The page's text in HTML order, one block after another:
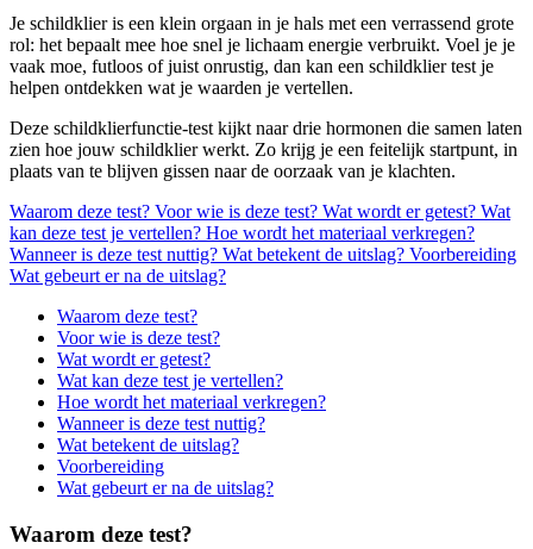
Je schildklier is een klein orgaan in je hals met een verrassend grote
rol: het bepaalt mee hoe snel je lichaam energie verbruikt. Voel je je
vaak moe, futloos of juist onrustig, dan kan een schildklier test je
helpen ontdekken wat je waarden je vertellen.
Deze schildklierfunctie-test kijkt naar drie hormonen die samen laten
zien hoe jouw schildklier werkt. Zo krijg je een feitelijk startpunt, in
plaats van te blijven gissen naar de oorzaak van je klachten.
Waarom deze test? Voor wie is deze test? Wat wordt er getest? Wat
kan deze test je vertellen? Hoe wordt het materiaal verkregen?
Wanneer is deze test nuttig? Wat betekent de uitslag? Voorbereiding
Wat gebeurt er na de uitslag?
Waarom deze test?
Voor wie is deze test?
Wat wordt er getest?
Wat kan deze test je vertellen?
Hoe wordt het materiaal verkregen?
Wanneer is deze test nuttig?
Wat betekent de uitslag?
Voorbereiding
Wat gebeurt er na de uitslag?
Waarom deze test?